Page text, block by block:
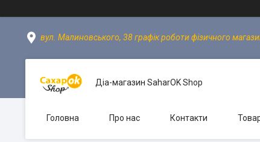
вул. Малиновського, 38 графік роботи фізичного
Діа-магазин SaharOK Shop
Головна Про нас Контакти